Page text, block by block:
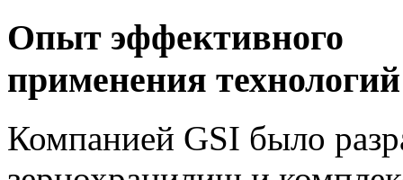
Опыт эффективного
применения технологий
Компанией GSI было